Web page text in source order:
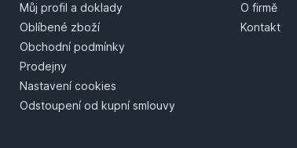
Můj profil a doklady
Oblíbené zboží
Obchodní podmínky
Prodejny
Nastavení cookies
Odstoupení od kupní smlouvy
O firmě
Kontakt